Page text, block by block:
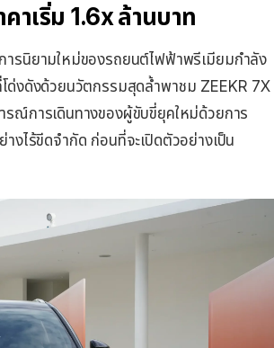
าเริ่ม 1.6x ล้านบาท
รนิยามใหม่ของรถยนต์ไฟฟ้าพรีเมียมกำลัง
ด่งดังด้วยนวัตกรรมสุดล้ำพาชม ZEEKR 7X
ณ์การเดินทางของผู้ขับขี่ยุคใหม่ด้วยการ
างไร้ขีดจำกัด ก่อนที่จะเปิดตัวอย่างเป็น